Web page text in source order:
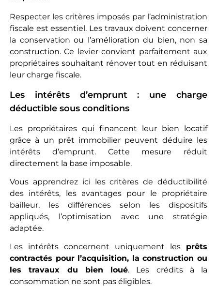
Respecter les critères imposés par l’administration
fiscale est essentiel. Les travaux doivent concerner
la conservation ou l’amélioration du bien, non sa
construction. Ce levier convient parfaitement aux
propriétaires souhaitant rénover tout en réduisant
leur charge fiscale.
Les intérêts d’emprunt : une charge
déductible sous conditions
Les propriétaires qui financent leur bien locatif
grâce à un prêt immobilier peuvent déduire les
intérêts d’emprunt. Cette mesure réduit
directement la base imposable.
Vous apprendrez ici les critères de déductibilité
des intérêts, les avantages pour le propriétaire
bailleur, les différences selon les dispositifs
appliqués, l’optimisation avec une stratégie
adaptée.
Les intérêts concernent uniquement les prêts
contractés pour l’acquisition, la construction ou
les travaux du bien loué. Les crédits à la
consommation ne sont pas éligibles.